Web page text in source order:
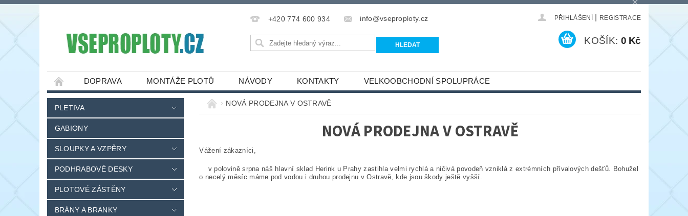
+420 774 600 934 info@vseproploty.cz PŘIHLÁŠENÍ REGISTRACE
KOŠÍK: 0 Kč
DOPRAVA MONTÁŽE PLOTŮ NÁVODY KONTAKTY VELKOOBCHODNÍ SPOLUPRÁCE
PLETIVA
GABIONY
SLOUPKY A VZPĚRY
PODHRABOVÉ DESKY
PLOTOVÉ ZÁSTĚNY
BRÁNY A BRANKY
NOVÁ PRODEJNA V OSTRAVĚ
NOVÁ PRODEJNA V OSTRAVĚ
Vážení zákazníci,
v polovině srpna náš hlavní sklad Herink u Prahy zastihla velmi rychlá a ničivá povodeň vzniklá z extrémních přívalových dešťů. Bohužel
o necelý měsíc máme pod vodou i druhou prodejnu v Ostravě, kde jsou škody ještě vyšší.